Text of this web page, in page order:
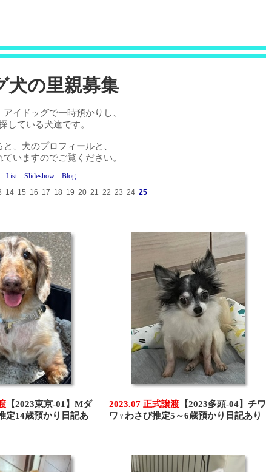
犬の里親募集
イドッグで一時預かりし、
している犬達です。
、犬のプロフィールと、
いますのでご覧ください。
List Slideshow
Blog
14 15 16 17 18 19 20 21 22 23 24 25
【2023東京-01】Mダ
定14歳預かり日記あ
2023.07 正式譲渡 【2023多頭-04】チワ
ワ♀わさび推定5～6歳預かり日記あり